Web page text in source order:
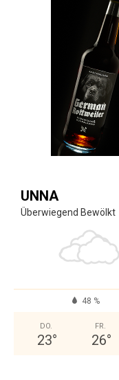
UNNA
Überwiegend Bewölkt
48 %
DO.
23°
FR.
26°